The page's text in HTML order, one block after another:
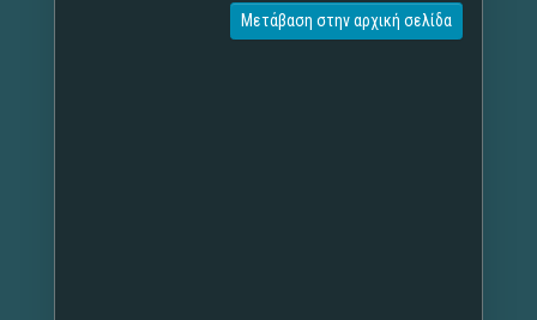
Μετάβαση στην αρχική σελίδα